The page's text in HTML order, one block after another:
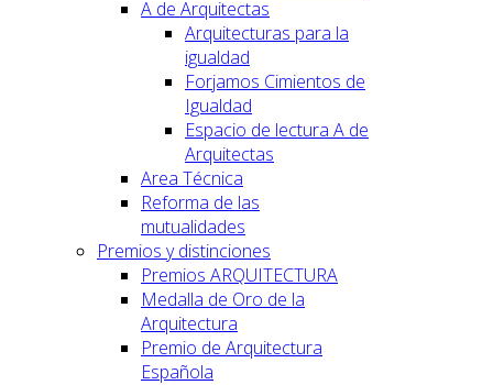
A de Arquitectas
Arquitecturas para la
igualdad
Forjamos Cimientos de
Igualdad
Espacio de lectura A de
Arquitectas
Area Técnica
Reforma de las
mutualidades
Premios y distinciones
Premios ARQUITECTURA
Medalla de Oro de la
Arquitectura
Premio de Arquitectura
Española